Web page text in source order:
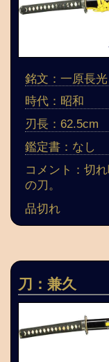
銘文：一原長光
時代：昭和
刃長：62.5cm
鑑定書：なし
コメント：切
の刀。
品切れ
刀：兼久